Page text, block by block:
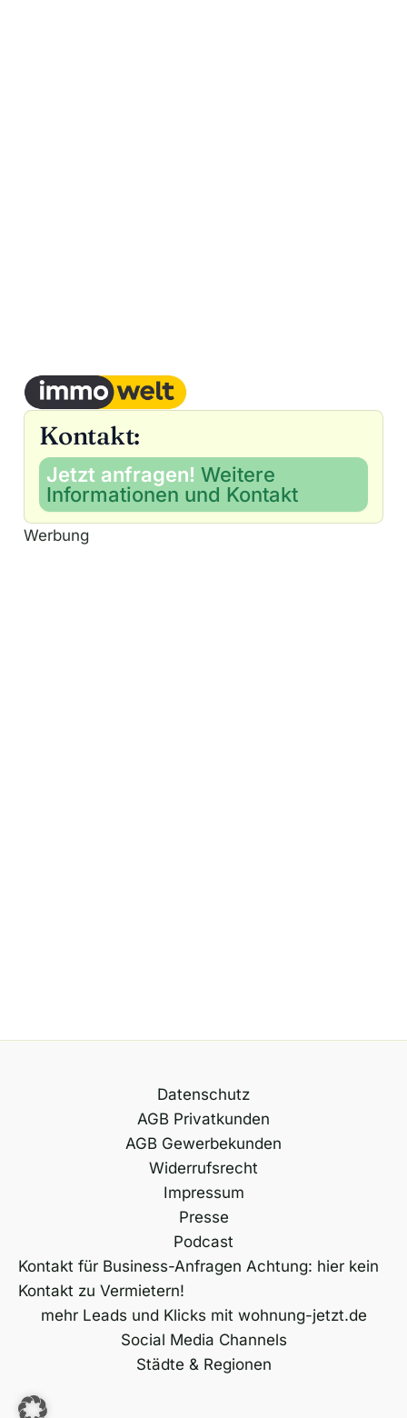
Kontakt:
Jetzt anfragen! Weitere
Informationen und Kontakt
Werbung
Datenschutz
AGB Privatkunden
AGB Gewerbekunden
Widerrufsrecht
Impressum
Presse
Podcast
Kontakt für Business-Anfragen Achtung: hier kein
Kontakt zu Vermietern!
mehr Leads und Klicks mit wohnung-jetzt.de
Social Media Channels
Städte & Regionen